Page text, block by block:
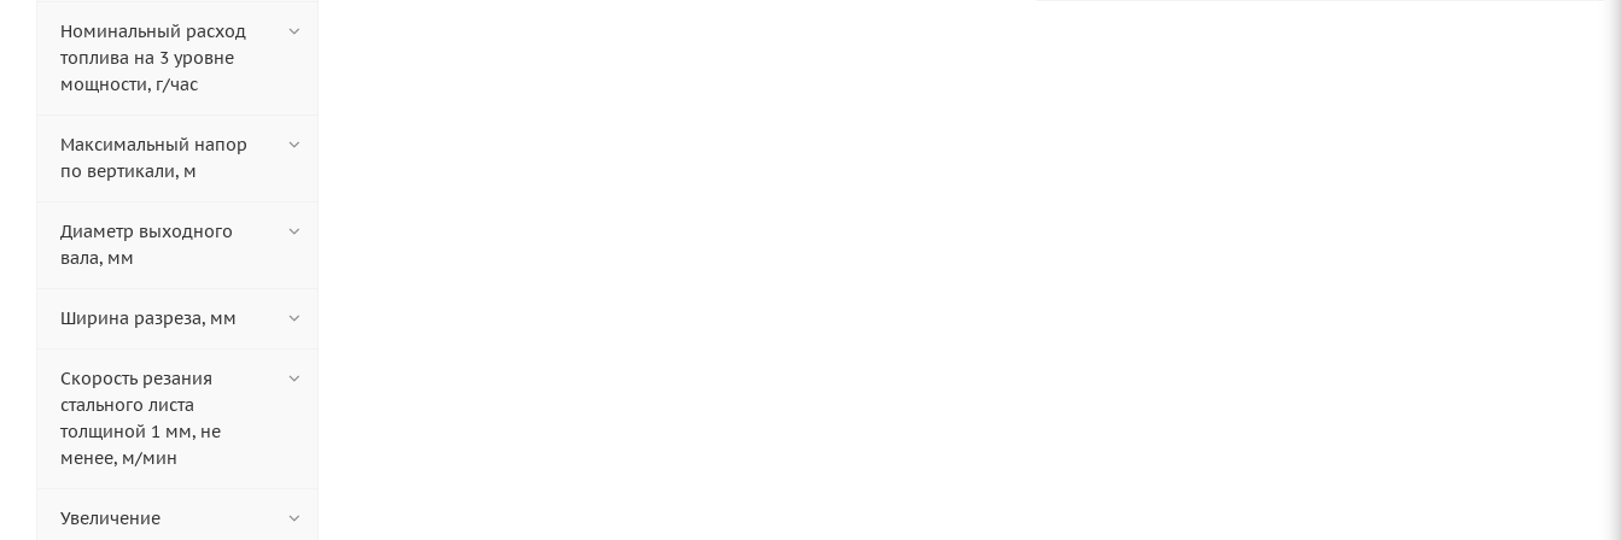
Номинальный расход
топлива на 3 уровне
мощности, г/час
Максимальный напор
по вертикали, м
Диаметр выходного
вала, мм
Ширина разреза, мм
Скорость резания
стального листа
толщиной 1 мм, не
менее, м/мин
Увеличение